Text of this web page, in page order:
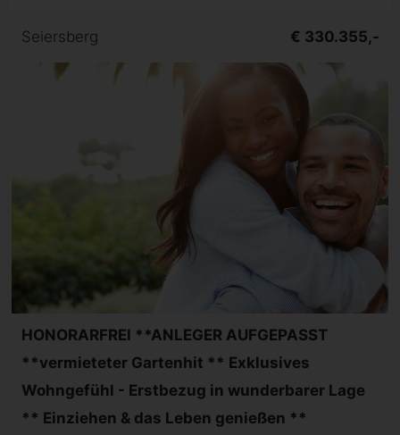
Seiersberg € 330.355,-
HONORARFREI **ANLEGER AUFGEPASST
**vermieteter Gartenhit ** Exklusives
Wohngefühl - Erstbezug in wunderbarer Lage
** Einziehen & das Leben genießen **